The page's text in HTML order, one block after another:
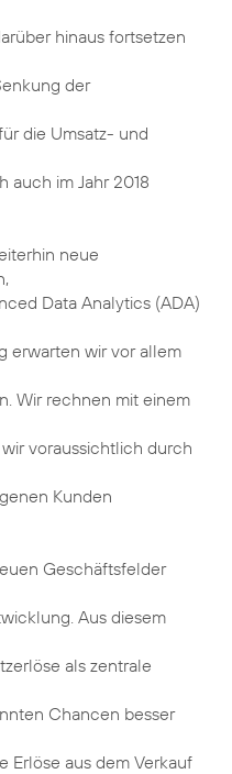
hinaus fortsetzen
der
die Umsatz- und
auch im Jahr 2018
neue
Data Analytics (ADA)
erwarten wir vor allem
Wir rechnen mit einem
voraussichtlich durch
Kunden
Geschäftsfelder
Aus diesem
als zentrale
Chancen besser
Erlöse aus dem Verkauf